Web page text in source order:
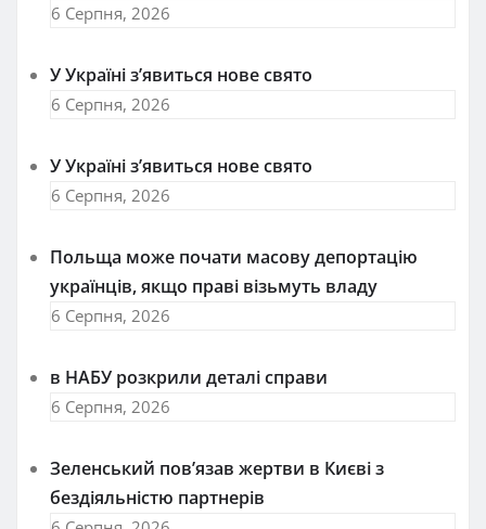
6 Серпня, 2026
У Україні з’явиться нове свято
6 Серпня, 2026
У Україні з’явиться нове свято
6 Серпня, 2026
Польща може почати масову депортацію
українців, якщо праві візьмуть владу
6 Серпня, 2026
в НАБУ розкрили деталі справи
6 Серпня, 2026
Зеленський пов’язав жертви в Києві з
бездіяльністю партнерів